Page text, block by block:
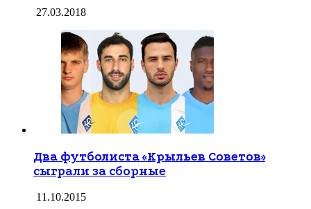
27.03.2018
Два футболиста «Крыльев Советов»
сыграли за сборные
11.10.2015